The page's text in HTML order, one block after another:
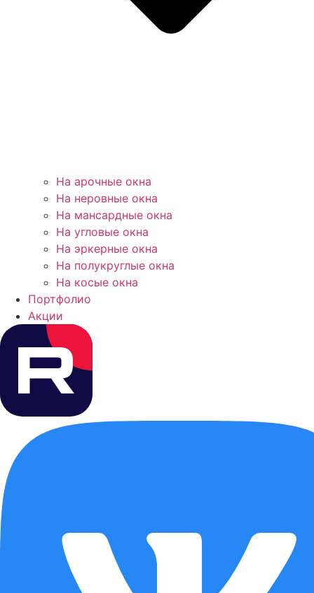
На арочные окна
На неровные окна
На мансардные окна
На угловые окна
На эркерные окна
На полукруглые окна
На косые окна
Портфолио
Акции